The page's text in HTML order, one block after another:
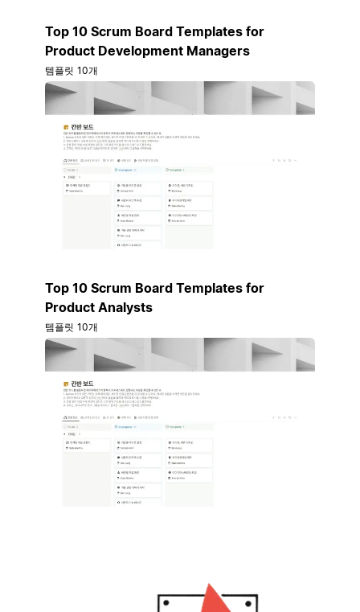
Top 10 Scrum Board Templates for
Product Development Managers
템플릿 10개
Top 10 Scrum Board Templates for
Product Analysts
템플릿 10개